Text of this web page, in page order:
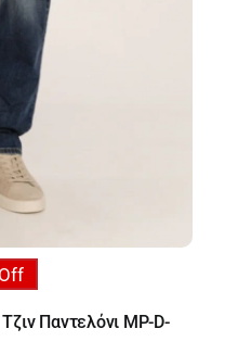
Παντελόνι MP-D-